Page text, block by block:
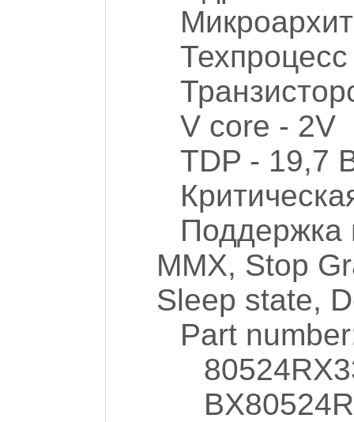
V core - 2V
TDP - 19,7
Поддержка
MMX, Stop
Sleep state,
Part